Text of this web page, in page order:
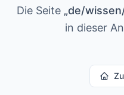
Die Seite „de/
in dieser